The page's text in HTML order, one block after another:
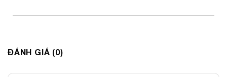
Thông tin liên hệ:
ĐÁNH GIÁ (0)